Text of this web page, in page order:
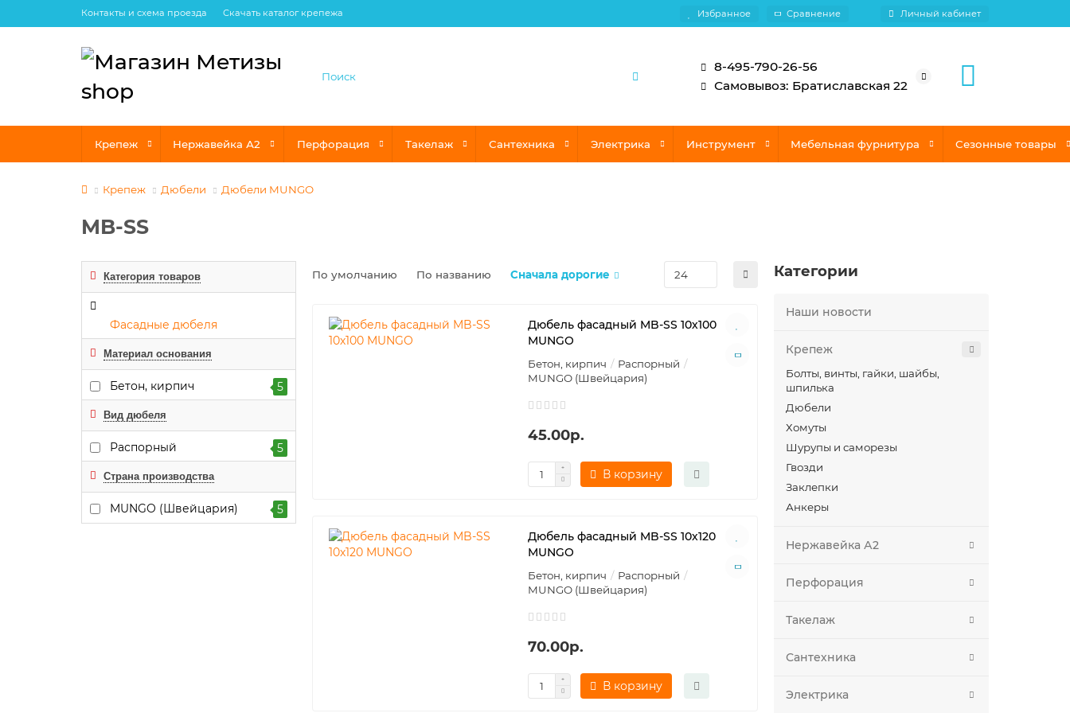
Контакты и схема проезда Скачать каталог крепежа Избранное Сравнение Личный кабинет
8-495-790-26-56
Самовывоз: Братиславская 22
Крепеж Нержавейка А2 Перфорация Такелаж Сантехника Электрика Инструмент Мебельная фурнитура Сезонные товары
Крепеж Дюбели Дюбели MUNGO
MB-SS
Категория товаров
Фасадные дюбеля
Материал основания
Бетон, кирпич 5
Вид дюбеля
Распорный 5
Страна производства
MUNGO (Швейцария) 5
По умолчанию По названию Сначала дорогие
Дюбель фасадный MB-SS 10х100
MUNGO
Бетон, кирпич
Распорный
MUNGO (Швейцария)
45.00р.
В корзину
Дюбель фасадный MB-SS 10х120
MUNGO
Бетон, кирпич
Распорный
MUNGO (Швейцария)
70.00р.
В корзину
Категории
Наши новости
Крепеж
Болты, винты, гайки, шайбы,
шпилька
Дюбели
Хомуты
Шурупы и саморезы
Гвозди
Заклепки
Анкеры
Нержавейка А2
Перфорация
Такелаж
Сантехника
Электрика